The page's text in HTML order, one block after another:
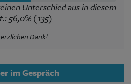
Unterschied aus in diesem
56,0% (135)
Dank!
im Gespräch